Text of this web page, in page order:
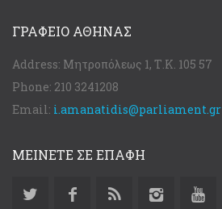
ΓΡΑΦΕΊΟ ΑΘΉΝΑΣ
Address: Μητροπόλεως 1, Τ.Κ. 105 57
Phone: 210 3241208
Email: i.amanatidis@parliament.gr
ΜΕΙΝΕΤΕ ΣΕ ΕΠΑΦΗ